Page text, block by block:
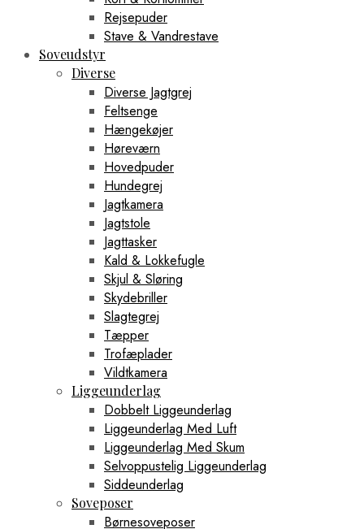
Rejsepuder
Stave & Vandrestave
Soveudstyr
Diverse
Diverse Jagtgrej
Feltsenge
Hængekøjer
Høreværn
Hovedpuder
Hundegrej
Jagtkamera
Jagtstole
Jagttasker
Kald & Lokkefugle
Skjul & Sløring
Skydebriller
Slagtegrej
Tæpper
Trofæplader
Vildtkamera
Liggeunderlag
Dobbelt Liggeunderlag
Liggeunderlag Med Luft
Liggeunderlag Med Skum
Selvoppustelig Liggeunderlag
Siddeunderlag
Soveposer
Børnesoveposer